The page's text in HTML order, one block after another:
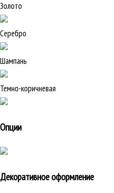
Золото
Серебро
Шампань
Темно-коричневая
Опции
Декоративное оформление